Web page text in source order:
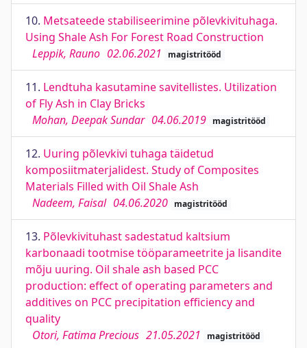
10. Metsateede stabiliseerimine põlevkivituhaga.
Using Shale Ash For Forest Road Construction
Leppik, Rauno 02.06.2021 magistritööd
11. Lendtuha kasutamine savitellistes. Utilization
of Fly Ash in Clay Bricks
Mohan, Deepak Sundar 04.06.2019 magistritööd
12. Uuring põlevkivi tuhaga täidetud
komposiitmaterjalidest. Study of Composites
Materials Filled with Oil Shale Ash
Nadeem, Faisal 04.06.2020 magistritööd
13. Põlevkivituhast sadestatud kaltsium
karbonaadi tootmise tööparameetrite ja lisandite
mõju uuring. Oil shale ash based PCC
production: effect of operating parameters and
additives on PCC precipitation efficiency and
quality
Otori, Fatima Precious 21.05.2021 magistritööd